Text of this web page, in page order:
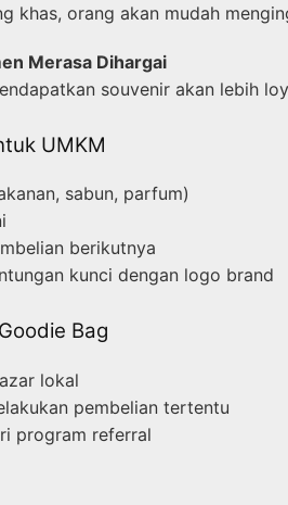
khas, orang akan mudah
Merasa Dihargai
souvenir akan lebih
UMKM
sabun, parfum)
berikutnya
kunci dengan logo brand
Bag
lokal
pembelian tertentu
program referral